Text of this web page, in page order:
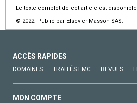
Le texte complet de cet article est disponible
© 2022 Publié par Elsevier Masson SAS.
ACCÈS RAPIDES
DOMAINES TRAITÉS EMC REVUES
MON COMPTE